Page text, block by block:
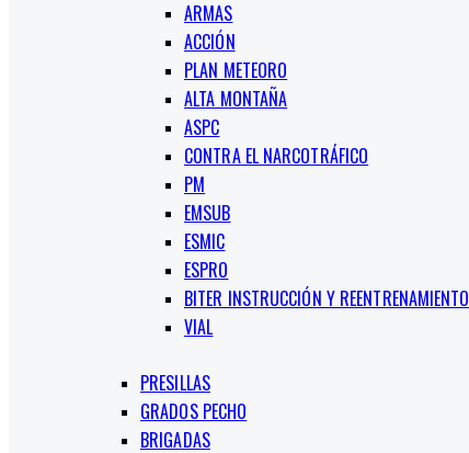
ARMAS
ACCIÓN
PLAN METEORO
ALTA MONTAÑA
ASPC
CONTRA EL NARCOTRÁFICO
PM
EMSUB
ESMIC
ESPRO
BITER INSTRUCCIÓN Y REENTRENAMIENTO
VIAL
PRESILLAS
GRADOS PECHO
BRIGADAS